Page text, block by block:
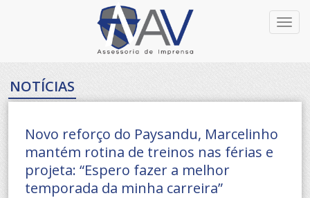
NOTÍCIAS
Novo reforço do Paysandu, Marcelinho
mantém rotina de treinos nas férias e
projeta: “Espero fazer a melhor
temporada da minha carreira”